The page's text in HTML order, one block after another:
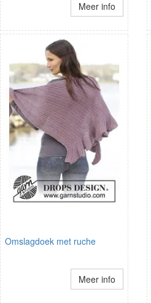
Meer info
Omslagdoek met ruche
Meer info